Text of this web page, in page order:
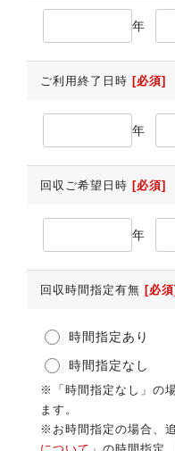
年
ご利用終了日時 [必須]
年
回収ご希望日時 [必須]
年
回収時間指定有無 [必須]
時間指定あり
時間指定なし
※「時間指定なし」の
ます。
※お時間指定の場合、